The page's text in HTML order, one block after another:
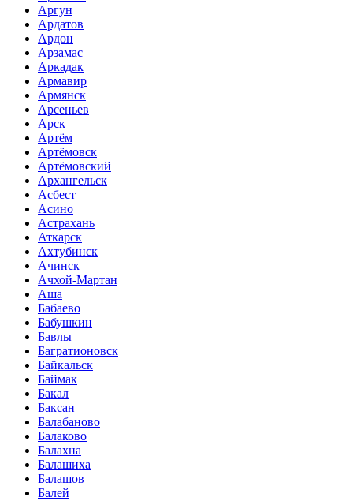
Аргун
Ардатов
Ардон
Арзамас
Аркадак
Армавир
Армянск
Арсеньев
Арск
Артём
Артёмовск
Артёмовский
Архангельск
Асбест
Асино
Астрахань
Аткарск
Ахтубинск
Ачинск
Ачхой-Мартан
Аша
Бабаево
Бабушкин
Бавлы
Багратионовск
Байкальск
Баймак
Бакал
Баксан
Балабаново
Балаково
Балахна
Балашиха
Балашов
Балей